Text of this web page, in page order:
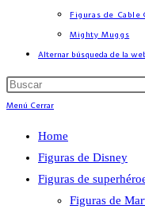
Figuras de Cable
Mighty Muggs
Alternar búsqueda de la
Menú Cerrar
Home
Figuras de Disney
Figuras de
Figuras de